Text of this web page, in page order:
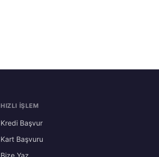
HIZLI İŞLEM
Kredi Başvur
Kart Başvuru
Bize Yaz